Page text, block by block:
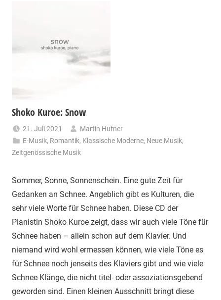
Shoko Kuroe: Snow
21. Juli 2021
Martin Hufner
E-Musik, Romantik, Klassische Moderne, Neue Musik,
Zeitgenössische Musik
Sommer, Sonne, Sonnenschein. Eine gute Zeit für
Gedanken an Schnee. Angeblich gibt es Kulturen, die
sehr viele Worte für Schnee haben. Diese CD der
Pianistin Shoko Kuroe zeigt, dass wir auch viele Töne für
Schnee haben – allein schon auf dem Klavier. Und
niemand wird wohl ermessen können, wie viele Töne es
für Schnee noch jenseits des Klaviers gibt und wie viele
Schnee-Klänge, die nicht titel- oder assoziationsgebend
geworden sind. Einen kleinen Ausschnitt bringt diese